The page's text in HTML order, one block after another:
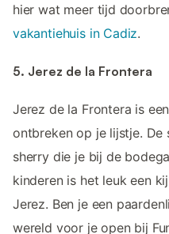
hier wat meer tijd
vakantiehuis in Cadiz.
5. Jerez de la Frontera
Jerez de la Frontera is
ontbreken op je lijstje.
sherry die je bij de
kinderen is het leuk een
Jerez. Ben je een
wereld voor je open bij